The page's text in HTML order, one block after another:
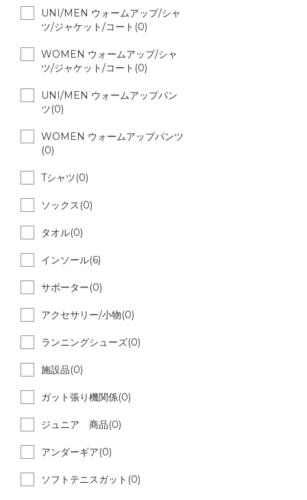
UNI/MEN ウォームアップ/シャ
ツ/ジャケット/コート(0)
WOMEN ウォームアップ/シャ
ツ/ジャケット/コート(0)
UNI/MEN ウォームアップパン
ツ(0)
WOMEN ウォームアップパンツ
(0)
Tシャツ(0)
ソックス(0)
タオル(0)
インソール(6)
サポーター(0)
アクセサリー/小物(0)
ランニングシューズ(0)
施設品(0)
ガット張り機関係(0)
ジュニア 商品(0)
アンダーギア(0)
ソフトテニスガット(0)